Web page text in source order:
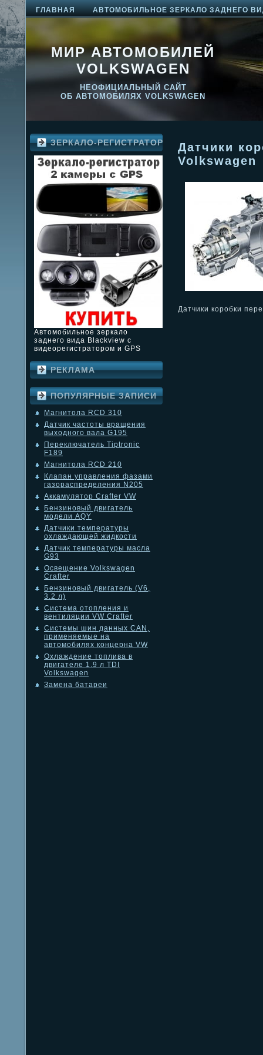
ГЛАВНАЯ АВТОМОБИЛЬНОЕ ЗЕРКАЛО ЗАДНЕГО
МИР АВТОМОБИЛЕЙ
VOLKSWAGEN
НЕОФИЦИАЛЬНЫЙ САЙТ
ОБ АВТОМОБИЛЯХ VOLKSWAGEN
ЗЕРКАЛО-РЕГИСТРАТОР
Автомобильное зеркало
заднего вида Blackview с
видеорегистратором и GPS
РЕКЛАМА
ПОПУЛЯРНЫЕ ЗАПИСИ
Магнитола RCD 310
Датчик частоты вращения
выходного вала G195
Переключатель Tiptronic
F189
Магнитола RCD 210
Клапан управления фазами
газораспределения N205
Аккамулятор Crafter VW
Бензиновый двигатель
модели AQY
Датчики температуры
охлаждающей жидкости
Датчик температуры масла
G93
Освещение Volkswagen
Crafter
Бензиновый двигатель (V6,
3.2 л)
Система отопления и
вентиляции VW Crafter
Системы шин данных CAN,
применяемые на
автомобилях концерна VW
Охлаждение топлива в
двигателе 1.9 л TDI
Volkswagen
Замена батареи
Датчики
Volkswagen
Датчики коробки